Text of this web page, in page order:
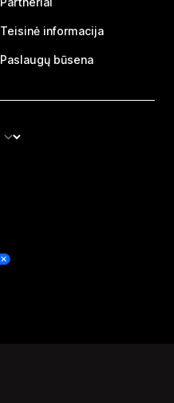
Teisinė informacija
Paslaugų būsena